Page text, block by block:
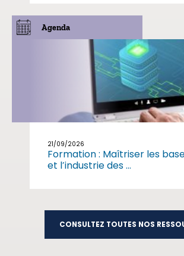
Agenda
21/09/2026
Formation : Maîtriser les
et l’industrie des ...
CONSULTEZ TOUTES NOS